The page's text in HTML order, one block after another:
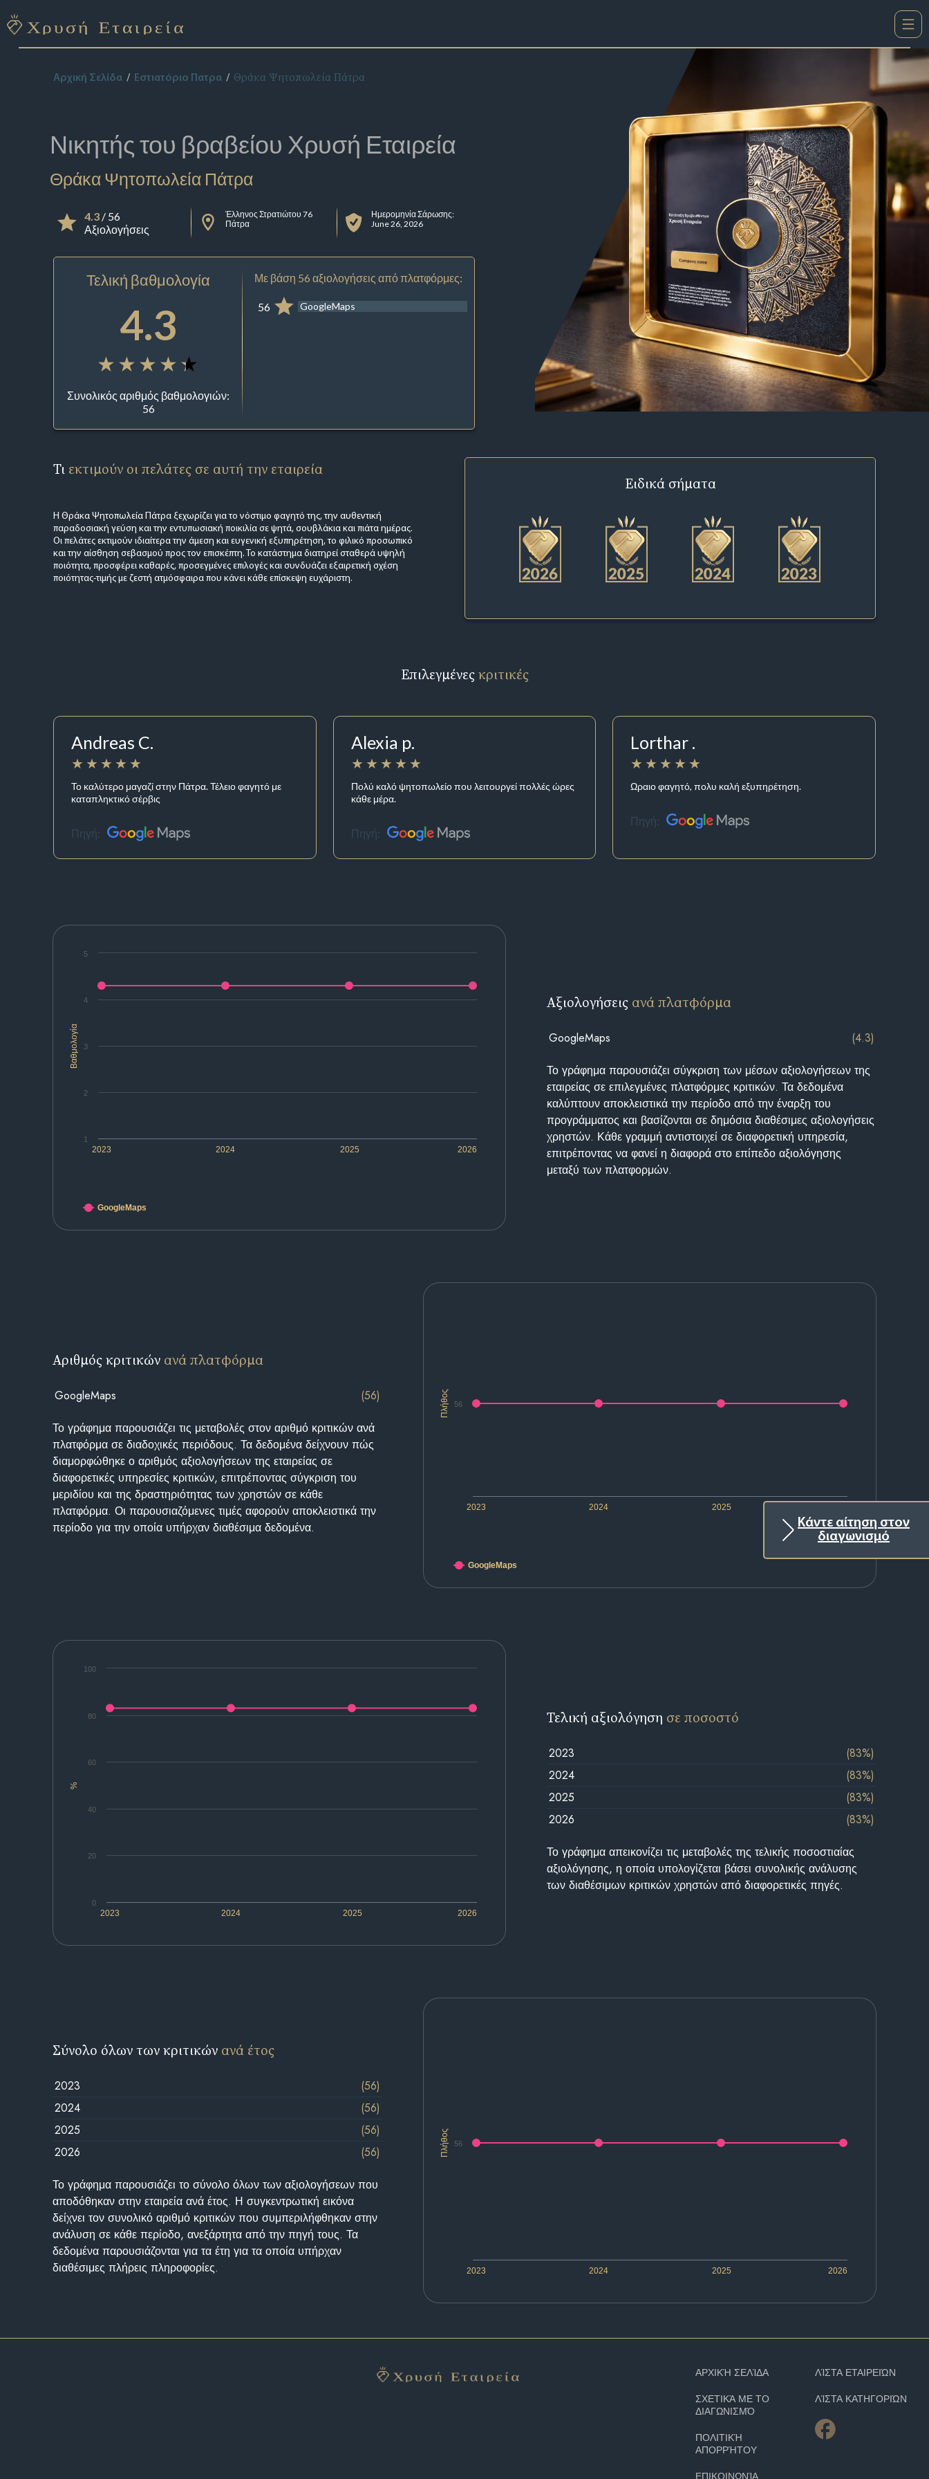
Κάντε αίτηση στον
διαγωνισμό
Αρχική Σελίδα Εστιατόριο Πατρα Θράκα Ψητοπωλεία Πάτρα
Νικητής του βραβείου Χρυσή Εταιρεία
Θράκα Ψητοπωλεία Πάτρα
4.3/ 56
Αξιολογήσεις
Έλληνος Στρατιώτου 76
Πάτρα
Ημερομηνία Σάρωσης:
June 26, 2026
Τελική βαθμολογία
4.3
Συνολικός αριθμός βαθμολογιών:
56
Με βάση 56 αξιολογήσεις από πλατφόρμες:
56 GoogleMaps
Τι εκτιμούν οι πελάτες σε αυτή την εταιρεία
Η Θράκα Ψητοπωλεία Πάτρα ξεχωρίζει για το νόστιμο φαγητό της, την αυθεντική
παραδοσιακή γεύση και την εντυπωσιακή ποικιλία σε ψητά, σουβλάκια και πιάτα ημέρας.
Οι πελάτες εκτιμούν ιδιαίτερα την άμεση και ευγενική εξυπηρέτηση, το φιλικό προσωπικό
και την αίσθηση σεβασμού προς τον επισκέπτη. Το κατάστημα διατηρεί σταθερά υψηλή
ποιότητα, προσφέρει καθαρές, προσεγμένες επιλογές και συνδυάζει εξαιρετική σχέση
ποιότητας-τιμής με ζεστή ατμόσφαιρα που κάνει κάθε επίσκεψη ευχάριστη.
Ειδικά σήματα
Επιλεγμένεςκριτικές
Andreas C.
Το καλύτερο μαγαζί στην Πάτρα. Τέλειο φαγητό με
καταπληκτικό σέρβις
Πηγή:
Alexia p.
Πολύ καλό ψητοπωλείο που λειτουργεί πολλές ώρες
κάθε μέρα.
Πηγή:
Lorthar .
Ωραιο φαγητό, πολυ καλή εξυπηρέτηση.
Πηγή:
Βαθμολογία
2023 2024 2025 2026
1
2
3
4
5
GoogleMaps
Αξιολογήσεις ανά πλατφόρμα
GoogleMaps (4.3)
Το γράφημα παρουσιάζει σύγκριση των μέσων αξιολογήσεων της
εταιρείας σε επιλεγμένες πλατφόρμες κριτικών. Τα δεδομένα
καλύπτουν αποκλειστικά την περίοδο από την έναρξη του
προγράμματος και βασίζονται σε δημόσια διαθέσιμες αξιολογήσεις
χρηστών. Κάθε γραμμή αντιστοιχεί σε διαφορετική υπηρεσία,
επιτρέποντας να φανεί η διαφορά στο επίπεδο αξιολόγησης
μεταξύ των πλατφορμών.
Πλήθος
2023 2024 2025
56
GoogleMaps
Αριθμός κριτικών ανά πλατφόρμα
GoogleMaps (56)
Το γράφημα παρουσιάζει τις μεταβολές στον αριθμό κριτικών ανά
πλατφόρμα σε διαδοχικές περιόδους. Τα δεδομένα δείχνουν πώς
διαμορφώθηκε ο αριθμός αξιολογήσεων της εταιρείας σε
διαφορετικές υπηρεσίες κριτικών, επιτρέποντας σύγκριση του
μεριδίου και της δραστηριότητας των χρηστών σε κάθε
πλατφόρμα. Οι παρουσιαζόμενες τιμές αφορούν αποκλειστικά την
περίοδο για την οποία υπήρχαν διαθέσιμα δεδομένα.
%
2023 2024 2025 2026
0
20
40
60
80
100
Τελική αξιολόγηση σε ποσοστό
2023
(83%)
2024
(83%)
2025
(83%)
2026
(83%)
Το γράφημα απεικονίζει τις μεταβολές της τελικής ποσοστιαίας
αξιολόγησης, η οποία υπολογίζεται βάσει συνολικής ανάλυσης
των διαθέσιμων κριτικών χρηστών από διαφορετικές πηγές.
Πλήθος
2023 2024 2025 2026
56
Σύνολο όλων των κριτικών ανά έτος
2023
(56)
2024
(56)
2025
(56)
2026
(56)
Το γράφημα παρουσιάζει το σύνολο όλων των αξιολογήσεων που
αποδόθηκαν στην εταιρεία ανά έτος. Η συγκεντρωτική εικόνα
δείχνει τον συνολικό αριθμό κριτικών που συμπεριλήφθηκαν στην
ανάλυση σε κάθε περίοδο, ανεξάρτητα από την πηγή τους. Τα
δεδομένα παρουσιάζονται για τα έτη για τα οποία υπήρχαν
διαθέσιμες πλήρεις πληροφορίες.
ΑΡΧΙΚΉ ΣΕΛΊΔΑ
ΣΧΕΤΙΚΆ ΜΕ ΤΟ
ΔΙΑΓΩΝΙΣΜΌ
ΠΟΛΙΤΙΚΉ
ΑΠΟΡΡΉΤΟΥ
ΛΊΣΤΑ ΕΤΑΙΡΕΙΏΝ
ΛΊΣΤΑ ΚΑΤΗΓΟΡΙΏΝ